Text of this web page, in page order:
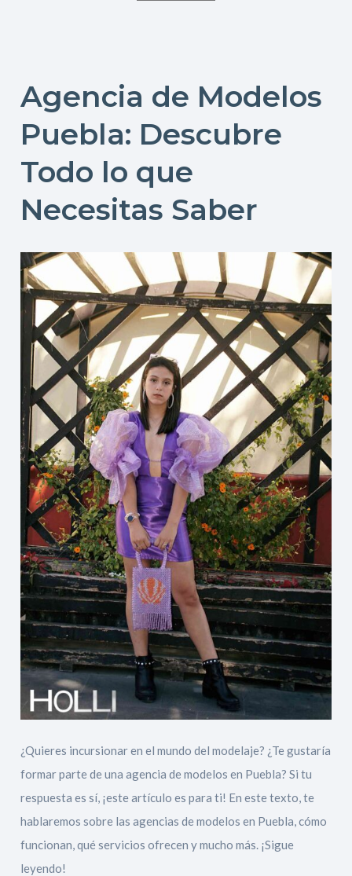
Agencia de Modelos
Puebla: Descubre
Todo lo que
Necesitas Saber
¿Quieres incursionar en el mundo del modelaje? ¿Te gustaría
formar parte de una agencia de modelos en Puebla? Si tu
respuesta es sí, ¡este artículo es para ti! En este texto, te
hablaremos sobre las agencias de modelos en Puebla, cómo
funcionan, qué servicios ofrecen y mucho más. ¡Sigue
leyendo!